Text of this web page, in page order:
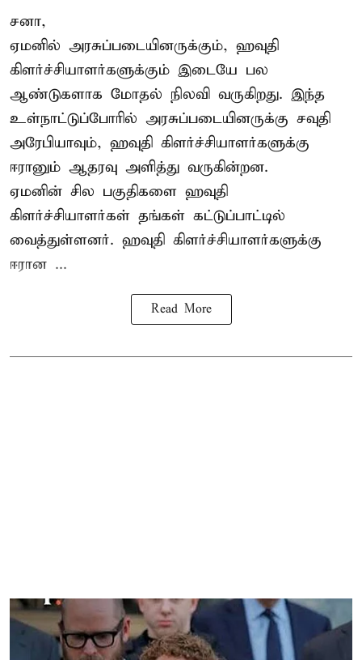
சனா,
ஏமனில் அரசுப்படையினருக்கும், ஹவுதி
கிளர்ச்சியாளர்களுக்கும் இடையே பல
ஆண்டுகளாக மோதல் நிலவி வருகிறது. இந்த
உள்நாட்டுப்போரில் அரசுப்படையினருக்கு சவுதி
அரேபியாவும், ஹவுதி கிளர்ச்சியாளர்களுக்கு
ஈரானும் ஆதரவு அளித்து வருகின்றன.
ஏமனின் சில பகுதிகளை ஹவுதி
கிளர்ச்சியாளர்கள் தங்கள் கட்டுப்பாட்டில்
வைத்துள்ளனர். ஹவுதி கிளர்ச்சியாளர்களுக்கு
ஈரான ...
Read More